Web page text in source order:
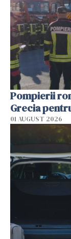
Pompierii
Grecia
01 AUGUST 2026